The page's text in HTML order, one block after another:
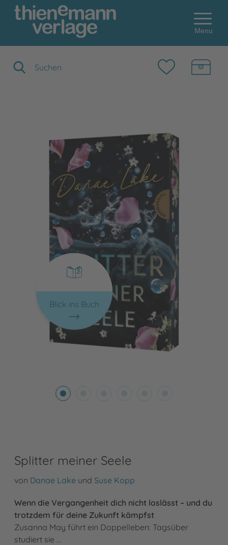
Menu
Blick ins Buch
Splitter meiner Seele
von Danae Lake und Suse Kopp
Wenn die Vergangenheit dich nicht loslässt – und du
trotzdem für deine Zukunft kämpfst
Zusanna May führt ein Doppelleben: Tagsüber
studiert sie …